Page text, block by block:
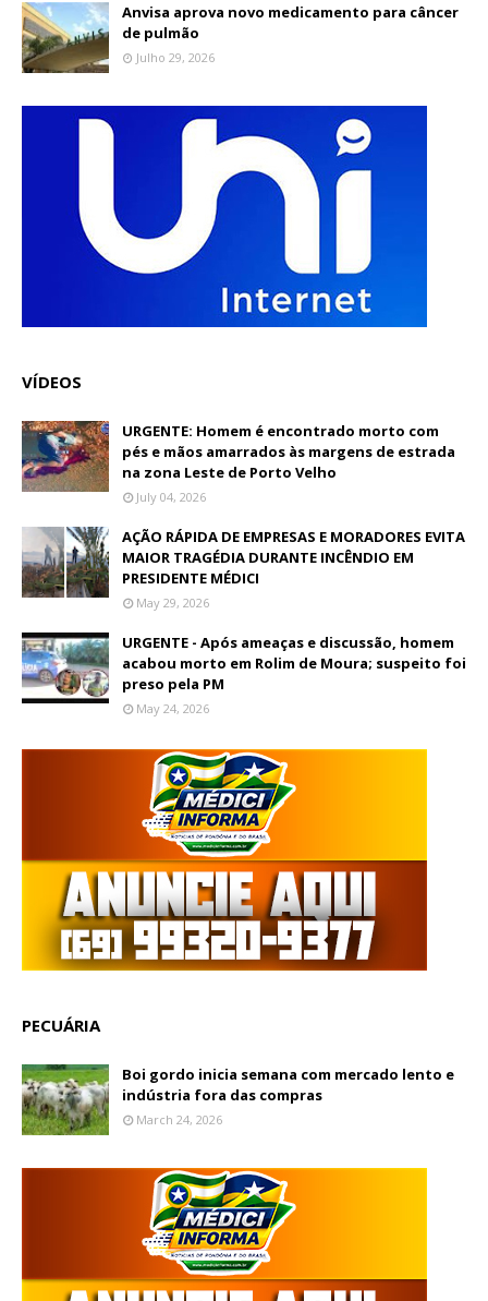
Anvisa aprova novo medicamento para câncer
de pulmão
Julho 29, 2026
VÍDEOS
URGENTE: Homem é encontrado morto com
pés e mãos amarrados às margens de estrada
na zona Leste de Porto Velho
July 04, 2026
AÇÃO RÁPIDA DE EMPRESAS E MORADORES EVITA
MAIOR TRAGÉDIA DURANTE INCÊNDIO EM
PRESIDENTE MÉDICI
May 29, 2026
URGENTE - Após ameaças e discussão, homem
acabou morto em Rolim de Moura; suspeito foi
preso pela PM
May 24, 2026
PECUÁRIA
Boi gordo inicia semana com mercado lento e
indústria fora das compras
March 24, 2026